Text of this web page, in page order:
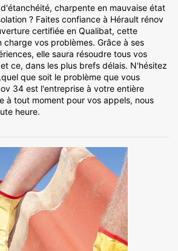
charpente en mauvaise état
? Faites confiance à Hérault rénov
certifiée en Qualibat, cette
vos problèmes. Grâce à ses
elle saura résoudre tous vos
ce, dans les plus brefs délais. N'hésitez
que soit le problème que vous
34 est l'entreprise à votre entière
à tout moment pour vos appels, nous
heure.